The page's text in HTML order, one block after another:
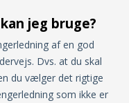
jeg bruge?
af en god
Dvs. at du skal
du vælger det rigtige
som ikke er